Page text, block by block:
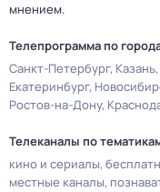
мнением.
Телепрограмма по
Санкт-Петербург Казань
Екатеринбург
Ростов-на-Дону
Телеканалы по
кино и сериалы
местные каналы